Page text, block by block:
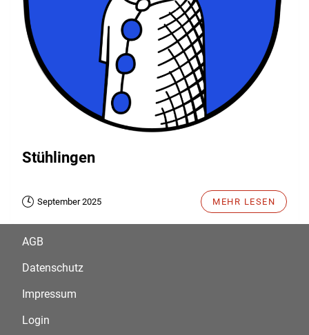
Stühlingen
September 2025 MEHR LESEN
AGB
Datenschutz
Impressum
Login